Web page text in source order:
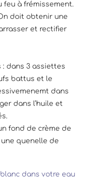
feu à frémissement.
doit obtenir une
et rectifier
: dans 3 assiettes
battus et le
dans
dans l’huile et
fond de crème de
quenelle de
dans votre eau